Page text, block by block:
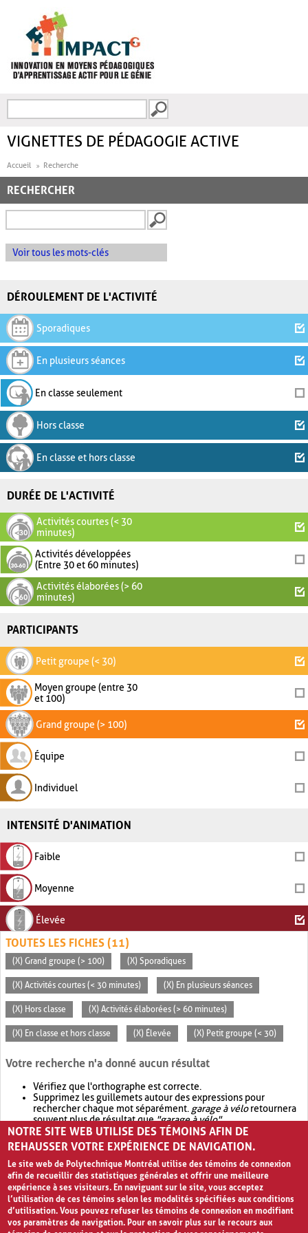
FORMULAIRE DE
VIGNETTES DE PÉDAGOGIE ACTIVE
Accueil Recherche
RECHERCHER
Voir tous les mots-clés
DÉROULEMENT DE L'ACTIVITÉ
Sporadiques
En plusieurs séances
En classe seulement
Hors classe
En classe et hors classe
DURÉE DE L'ACTIVITÉ
Activités courtes (< 30
minutes)
Activités développées
(Entre 30 et 60 minutes)
Activités élaborées (> 60
minutes)
PARTICIPANTS
Petit groupe (< 30)
Moyen groupe (entre 30
et 100)
Grand groupe (> 100)
Équipe
Individuel
INTENSITÉ D'ANIMATION
Faible
Moyenne
Élevée
TOUTES LES FICHES (11)
(X) Grand groupe (> 100) (X) Sporadiques
(X) Activités courtes (< 30 minutes) (X) En plusieurs séances
(X) Hors classe (X) Activités élaborées (> 60 minutes)
(X) En classe et hors classe (X) Élevée (X) Petit groupe (< 30)
Votre recherche n'a donné aucun résultat
Vérifiez que l'orthographe est correcte.
Supprimez les guillemets autour des expressions pour
rechercher chaque mot séparément. garage à véloretournera
souvent plus de résultat que"garage à vélo".
Envisagez d'élargir votre recherche avec OR.garage OR vélo
retournera souvent plus de résultat quegarage à vélo
NOTRE SITE WEB UTILISE DES TÉMOINS AFIN DE
REHAUSSER VOTRE EXPÉRIENCE DE NAVIGATION.
Le site web de Polytechnique Montréal utilise des témoins de connexion
afin de recueillir des statistiques générales et offrir une meilleure
expérience à ses visiteurs. En naviguant sur le site, vous acceptez
l’utilisation de ces témoins selon les modalités spécifiées aux conditions
d’utilisation. Vous pouvez refuser les témoins de connexion en modifiant
vos paramètres de navigation. Pour en savoir plus sur le recours aux